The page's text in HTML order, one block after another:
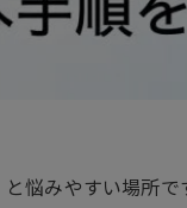
悩みやすい場所で